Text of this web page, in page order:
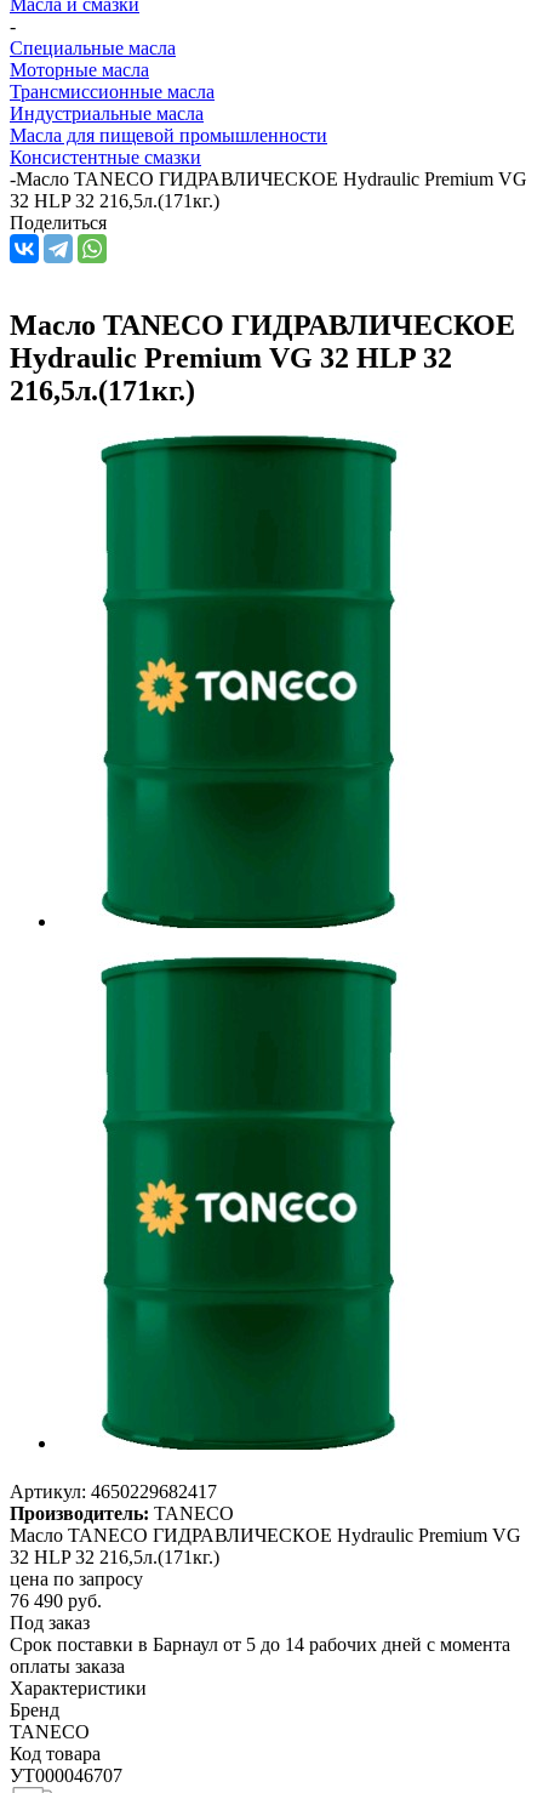
-
Специальные масла
Моторные масла
Трансмиссионные масла
Индустриальные масла
Масла для пищевой промышленности
Консистентные смазки
-Масло TANECO ГИДРАВЛИЧЕСКОЕ Hydraulic Premium VG
32 HLP 32 216,5л.(171кг.)
Поделиться
Масло TANECO ГИДРАВЛИЧЕСКОЕ
Hydraulic Premium VG 32 HLP 32
216,5л.(171кг.)
Артикул: 4650229682417
Производитель: TANECO
Масло TANECO ГИДРАВЛИЧЕСКОЕ Hydraulic Premium VG
32 HLP 32 216,5л.(171кг.)
цена по запросу
76 490 руб.
Под заказ
Срок поставки в Барнаул от 5 до 14 рабочих дней с момента
оплаты заказа
Характеристики
Бренд
TANECO
Код товара
УТ000046707